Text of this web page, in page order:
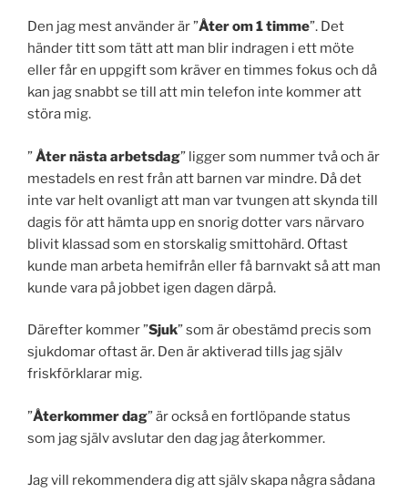
Den jag mest använder är ”Åter om 1 timme”. Det
händer titt som tätt att man blir indragen i ett möte
eller får en uppgift som kräver en timmes fokus och då
kan jag snabbt se till att min telefon inte kommer att
störa mig.
”Åter nästa arbetsdag” ligger som nummer två och är
mestadels en rest från att barnen var mindre. Då det
inte var helt ovanligt att man var tvungen att skynda till
dagis för att hämta upp en snorig dotter vars närvaro
blivit klassad som en storskalig smittohärd. Oftast
kunde man arbeta hemifrån eller få barnvakt så att man
kunde vara på jobbet igen dagen därpå.
Därefter kommer ”Sjuk” som är obestämd precis som
sjukdomar oftast är. Den är aktiverad tills jag själv
friskförklarar mig.
”Återkommer dag” är också en fortlöpande status
som jag själv avslutar den dag jag återkommer.
Jag vill rekommendera dig att själv skapa några sådana